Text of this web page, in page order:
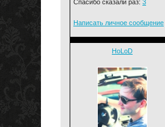
Спасибо сказали раз: 3
Написать личное сообщение
HoLoD